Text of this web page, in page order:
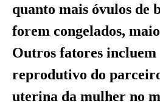
quanto mais óvulos de
forem congelados,
Outros fatores incluem
reprodutivo do
uterina da mulher no